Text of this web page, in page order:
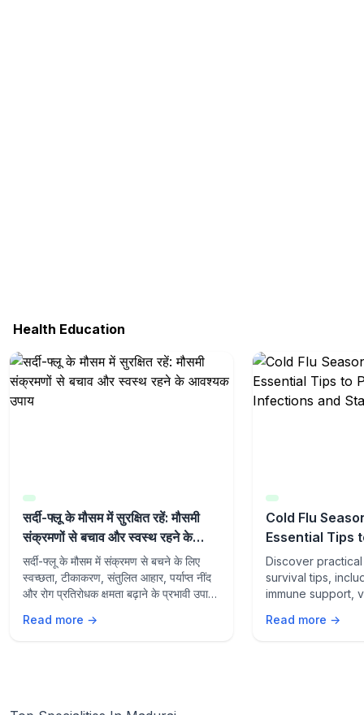
Health Education
सर्दी-फ्लू के मौसम में सुरक्षित रहें: मौसमी
संक्रमणों से बचाव और स्वस्थ रहने के
आवश्यक उपाय
सर्दी-फ्लू के मौसम में संक्रमण से बचने के लिए
स्वच्छता, टीकाकरण, संतुलित आहार, पर्याप्त नींद
और रोग प्रतिरोधक क्षमता बढ़ाने के प्रभावी उपायों
Read more →
Cold Flu
Essential Tips
Seasonal
Healthy
Discover
survival tips,
immune support,
during flu season.
Read more →